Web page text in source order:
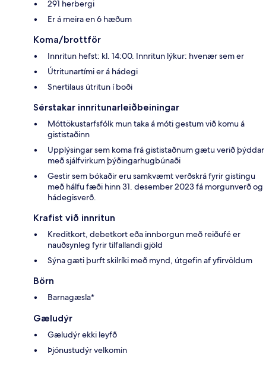
291 herbergi
Er á meira en 6 hæðum
Koma/brottför
Innritun hefst: kl. 14:00. Innritun lýkur: hvenær sem er
Útritunartími er á hádegi
Snertilaus útritun í boði
Sérstakar innritunarleiðbeiningar
Móttökustarfsfólk mun taka á móti gestum við komu á
gististaðinn
Upplýsingar sem koma frá gististaðnum gætu verið þýddar
með sjálfvirkum þýðingarhugbúnaði
Gestir sem bókaðir eru samkvæmt verðskrá fyrir gistingu
með hálfu fæði hinn 31. desember 2023 fá morgunverð og
hádegisverð.
Krafist við innritun
Kreditkort, debetkort eða innborgun með reiðufé er
nauðsynleg fyrir tilfallandi gjöld
Sýna gæti þurft skilríki með mynd, útgefin af yfirvöldum
Börn
Barnagæsla*
Gæludýr
Gæludýr ekki leyfð
Þjónustudýr velkomin